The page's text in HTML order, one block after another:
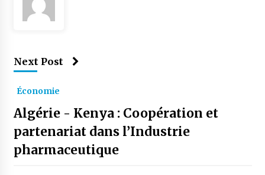
Next Post
Économie
Algérie - Kenya : Coopération et
partenariat dans l’Industrie
pharmaceutique